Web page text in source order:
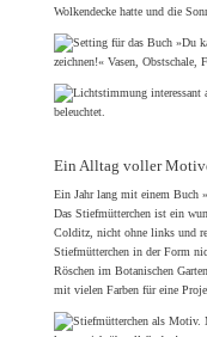
Wolkendecke hatte und die
Ein Alltag voller
Ein Jahr lang mit einem Buch
Das Stiefmütterchen ist ein
Colditz, nicht ohne links und
Stiefmütterchen in der Form
Röschen im Botanischen
mit vielen Farben für eine